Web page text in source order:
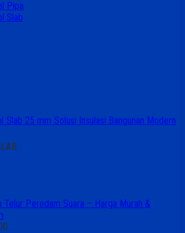
Pipa
Slab
Slab 25 mm Solusi Insulasi Bangunan Modern
Telur Peredam Suara – Harga Murah &